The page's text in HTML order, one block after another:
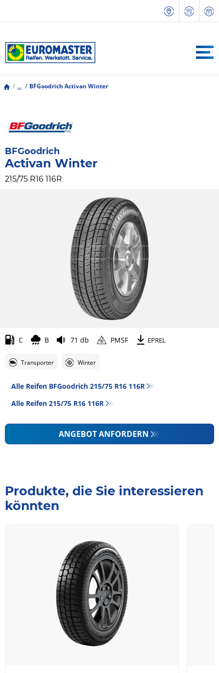
... BFGoodrich Activan Winter
BFGoodrich
Activan Winter
215/75 R16 116R
C B 71 db PMSF EPREL
Transporter Winter
Alle Reifen BFGoodrich 215/75 R16 116R
Alle Reifen‎ 215/75 R16 116R
ANGEBOT ANFORDERN
Produkte, die Sie interessieren
könnten